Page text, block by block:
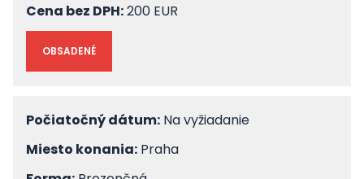
Cena bez DPH:200 EUR
OBSADENÉ
Počiatočný dátum: Na vyžiadanie
Miesto konania: Praha